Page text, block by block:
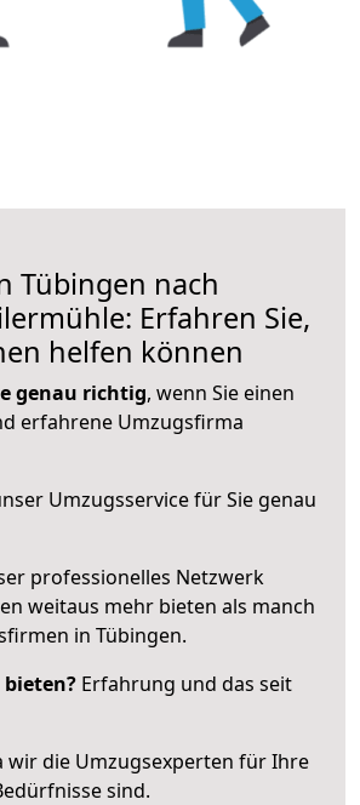
Tübingen nach
Erfahren Sie,
helfen können
genau richtig, wenn Sie einen
erfahrene Umzugsfirma
Umzugsservice für Sie genau
professionelles Netzwerk
weitaus mehr bieten als manch
in Tübingen.
Erfahrung und das seit
wir die Umzugsexperten für Ihre
sind.